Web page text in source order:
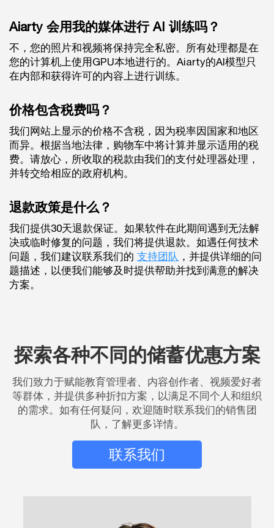
Aiarty 会用我的媒体进行 AI 训练吗？
不，您的照片和视频将保持完全私密。所有处理都是在
您的计算机上使用GPU本地进行的。Aiarty的AI模型只
在内部和获得许可的内容上进行训练。
价格包含税费吗？
我们网站上显示的价格不含税，因为税率因国家和地区
而异。根据当地法律，购物车中将计算并显示适用的税
费。请放心，所收取的税款由我们的支付处理器处理，
并转交给相应的政府机构。
退款政策是什么？
我们提供30天退款保证。如果软件在此期间遇到无法解
决或临时修复的问题，我们将提供退款。如遇任何技术
问题，我们建议联系我们的 支持团队 ，并提供详细的问
题描述，以便我们能够及时提供帮助并找到满意的解决
方案。
探索各种不同的储蓄优惠方案
我们致力于赋能教育管理者、内容创作者、视频爱好者
等群体，并提供多种折扣方案，以满足不同个人和组织
的需求。如有任何疑问，欢迎随时联系我们的销售团
队，了解更多详情。
联系我们